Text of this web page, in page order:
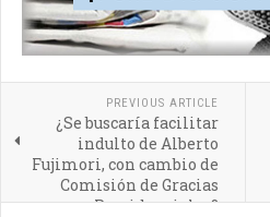
PREVIOUS ARTICLE
¿Se buscaría facilitar
indulto de Alberto
Fujimori, con cambio de
Comisión de Gracias
Presidenciales?